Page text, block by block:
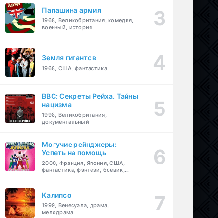
Папашина армия
1968, Великобритания, комедия,
военный, история
Земля гигантов
1968, США, фантастика
BBC: Секреты Рейха. Тайны
нацизма
1998, Великобритания,
документальный
Могучие рейнджеры:
Успеть на помощь
2000, Франция, Япония, США,
фантастика, фэнтези, боевик,
Калипсо
1999, Венесуэла, драма,
мелодрама